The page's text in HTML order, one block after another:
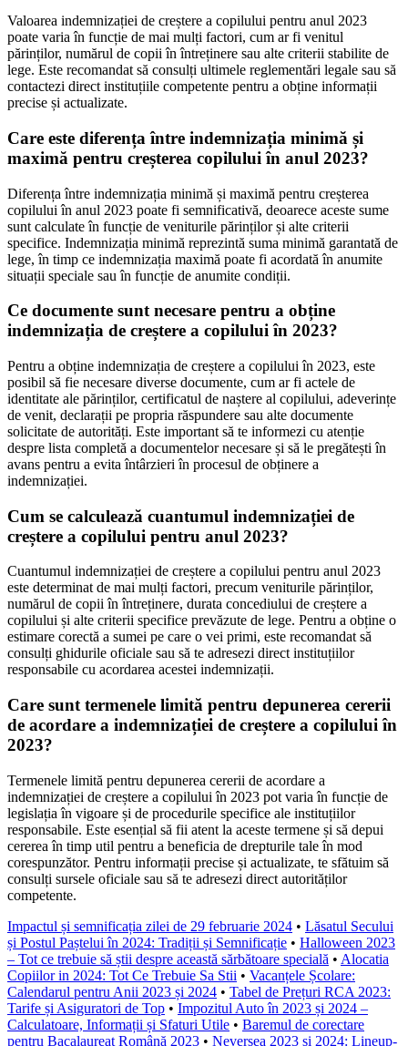
Valoarea indemnizației de creștere a copilului pentru anul 2023
poate varia în funcție de mai mulți factori, cum ar fi venitul
părinților, numărul de copii în întreținere sau alte criterii stabilite de
lege. Este recomandat să consulți ultimele reglementări legale sau să
contactezi direct instituțiile competente pentru a obține informații
precise și actualizate.
Care este diferența între indemnizația minimă și
maximă pentru creșterea copilului în anul 2023?
Diferența între indemnizația minimă și maximă pentru creșterea
copilului în anul 2023 poate fi semnificativă, deoarece aceste sume
sunt calculate în funcție de veniturile părinților și alte criterii
specifice. Indemnizația minimă reprezintă suma minimă garantată de
lege, în timp ce indemnizația maximă poate fi acordată în anumite
situații speciale sau în funcție de anumite condiții.
Ce documente sunt necesare pentru a obține
indemnizația de creștere a copilului în 2023?
Pentru a obține indemnizația de creștere a copilului în 2023, este
posibil să fie necesare diverse documente, cum ar fi actele de
identitate ale părinților, certificatul de naștere al copilului, adeverințe
de venit, declarații pe propria răspundere sau alte documente
solicitate de autorități. Este important să te informezi cu atenție
despre lista completă a documentelor necesare și să le pregătești în
avans pentru a evita întârzieri în procesul de obținere a
indemnizației.
Cum se calculează cuantumul indemnizației de
creștere a copilului pentru anul 2023?
Cuantumul indemnizației de creștere a copilului pentru anul 2023
este determinat de mai mulți factori, precum veniturile părinților,
numărul de copii în întreținere, durata concediului de creștere a
copilului și alte criterii specifice prevăzute de lege. Pentru a obține o
estimare corectă a sumei pe care o vei primi, este recomandat să
consulți ghidurile oficiale sau să te adresezi direct instituțiilor
responsabile cu acordarea acestei indemnizații.
Care sunt termenele limită pentru depunerea cererii
de acordare a indemnizației de creștere a copilului în
2023?
Termenele limită pentru depunerea cererii de acordare a
indemnizației de creștere a copilului în 2023 pot varia în funcție de
legislația în vigoare și de procedurile specifice ale instituțiilor
responsabile. Este esențial să fii atent la aceste termene și să depui
cererea în timp util pentru a beneficia de drepturile tale în mod
corespunzător. Pentru informații precise și actualizate, te sfătuim să
consulți sursele oficiale sau să te adresezi direct autorităților
competente.
Impactul și semnificația zilei de 29 februarie 2024 • Lăsatul Secului
și Postul Paștelui în 2024: Tradiții și Semnificație • Halloween 2023
– Tot ce trebuie să știi despre această sărbătoare specială • Alocatia
Copiilor in 2024: Tot Ce Trebuie Sa Stii • Vacanțele Școlare:
Calendarul pentru Anii 2023 și 2024 • Tabel de Prețuri RCA 2023:
Tarife și Asiguratori de Top • Impozitul Auto în 2023 și 2024 –
Calculatoare, Informații și Sfaturi Utile • Baremul de corectare
pentru Bacalaureat Română 2023 • Neversea 2023 și 2024: Lineup-